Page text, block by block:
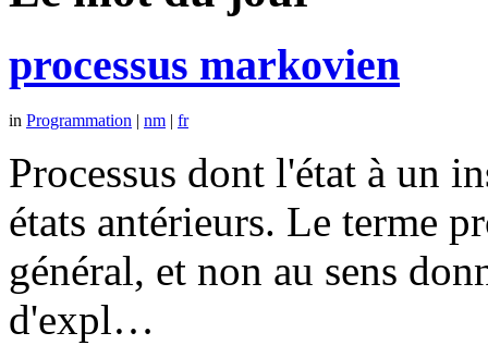
processus markovien
in Programmation | nm | fr
Processus dont l'état à un
états antérieurs. Le terme
général, et non au sens
d'expl…